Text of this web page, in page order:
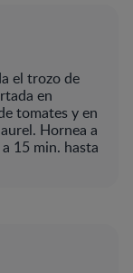
el trozo de
en
tomates y en
Hornea a
15 min. hasta